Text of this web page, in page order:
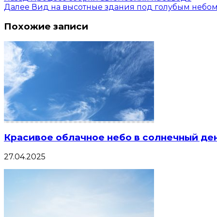
Далее Вид на высотные здания под голубым
Похожие записи
Красивое облачное небо в солнечный
27.04.2025